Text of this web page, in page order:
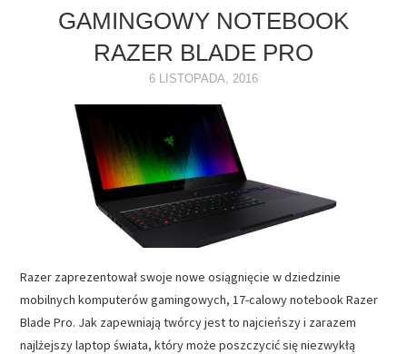
GAMINGOWY NOTEBOOK
RAZER BLADE PRO
6 LISTOPADA, 2016
Razer zaprezentował swoje nowe osiągnięcie w dziedzinie
mobilnych komputerów gamingowych, 17-calowy notebook Razer
Blade Pro. Jak zapewniają twórcy jest to najcieńszy i zarazem
najlżejszy laptop świata, który może poszczycić się niezwykłą